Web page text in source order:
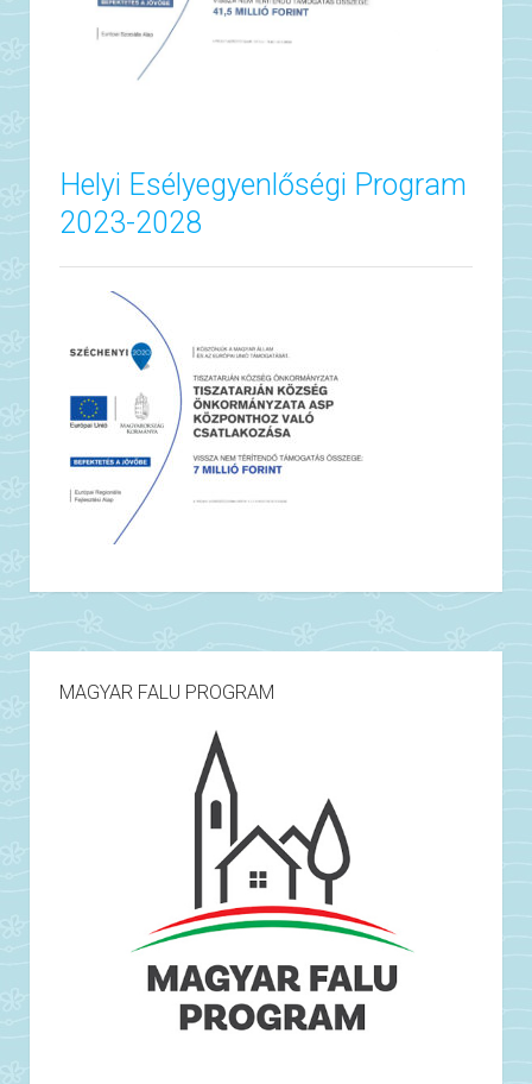
Helyi Esélyegyenlőségi Program
2023-2028
MAGYAR FALU PROGRAM